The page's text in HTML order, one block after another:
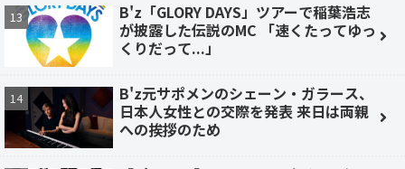
B'z「GLORY DAYS」ツアーで稲葉浩志
が披露した伝説のMC 「速くたってゆっ
くりだって...」
B'z元サポメンのシェーン・ガラース、
日本人女性との交際を発表 来日は両親
への挨拶のため